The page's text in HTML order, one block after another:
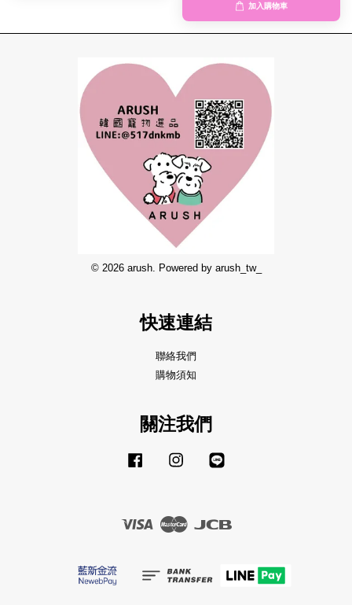
加入購物車
© 2026 arush. Powered by arush_tw_
快速連結
聯絡我們
購物須知
關注我們
Facebook Instagram
Visa Master